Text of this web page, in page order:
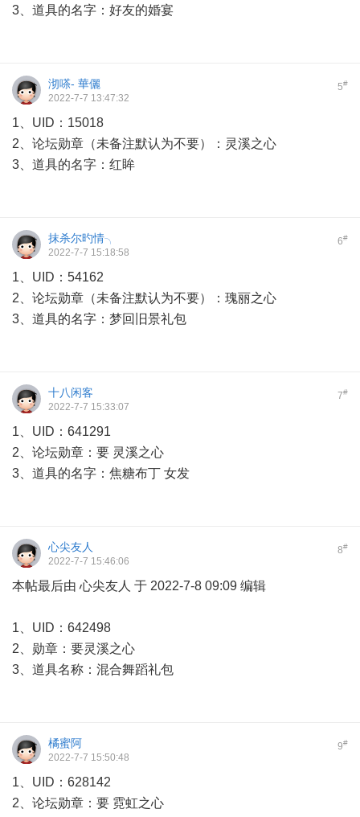
3、道具的名字：好友的婚宴
5#
沏嗏- 華儷
2022-7-7 13:47:32
1、UID：15018
2、论坛勋章（未备注默认为不要）：灵溪之心
3、道具的名字：红眸
6#
抹杀尔旳情╮
2022-7-7 15:18:58
1、UID：54162
2、论坛勋章（未备注默认为不要）：瑰丽之心
3、道具的名字：梦回旧景礼包
7#
十八闲客
2022-7-7 15:33:07
1、UID：641291
2、论坛勋章：要 灵溪之心
3、道具的名字：焦糖布丁 女发
8#
心尖友人
2022-7-7 15:46:06
本帖最后由 心尖友人 于 2022-7-8 09:09 编辑
1、UID：642498
2、勋章：要灵溪之心
3、道具名称：混合舞蹈礼包
9#
橘蜜阿
2022-7-7 15:50:48
1、UID：628142
2、论坛勋章：要 霓虹之心